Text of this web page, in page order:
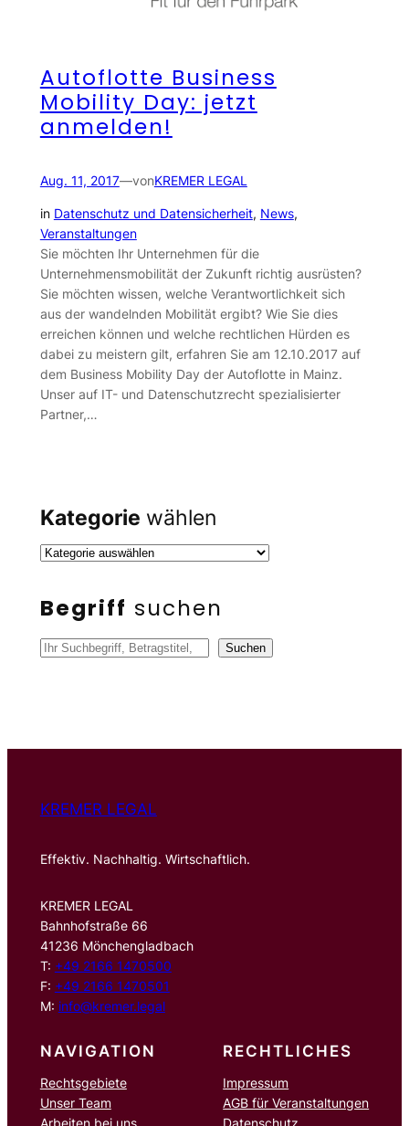
Autoflotte Business
Mobility Day: jetzt
anmelden!
Aug. 11, 2017—vonKREMER LEGAL
in Datenschutz und Datensicherheit, News
Veranstaltungen
Sie möchten Ihr Unternehmen für die
Unternehmensmobilität der Zukunft richtig ausrüsten?
Sie möchten wissen, welche Verantwortlichkeit sich
aus der wandelnden Mobilität ergibt? Wie Sie dies
erreichen können und welche rechtlichen Hürden es
dabei zu meistern gilt, erfahren Sie am 12.10.2017 auf
dem Business Mobility Day der Autoflotte in Mainz.
Unser auf IT- und Datenschutzrecht spezialisierter
Partner,…
Kategorie wählen
Begriff suchen
S
n
Suchen
KREMER LEGAL
Effektiv. Nachhaltig. Wirtschaftlich.
KREMER LEGAL
Bahnhofstraße 66
41236 Mönchengladbach
T: +49 2166 1470500
F: +49 2166 1470501
M: info@kremer.legal
NAVIGATION
Rechtsgebiete
Unser Team
Arbeiten bei uns
RECHTLICHES
Impressum
AGB für Veranstaltungen
Datenschutz